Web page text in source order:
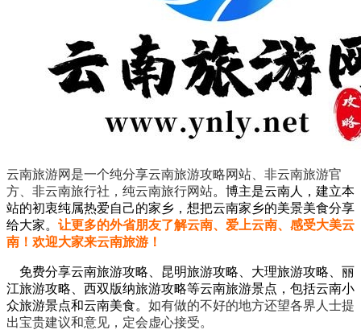
云南旅游网是一个纯分享云南旅游攻略网站、非云南旅游官
方、非云南旅行社，纯云南旅行网站。 博主是云南人，建立本
站的初衷纯属热爱自己的家乡，想把云南家乡的美景美食分享
给大家。 让更多的外省朋友了解云南、爱上云南、感受大美云
南！欢迎大家来云南旅游！
免费分享云南旅游攻略、昆明旅游攻略、大理旅游攻略、丽
江旅游攻略、西双版纳旅游攻略等云南旅游景点，包括云南小
众旅游景点和云南美食。 如有做的不好的地方还望各界人士提
出宝贵建议和意见，定会虚心接受。